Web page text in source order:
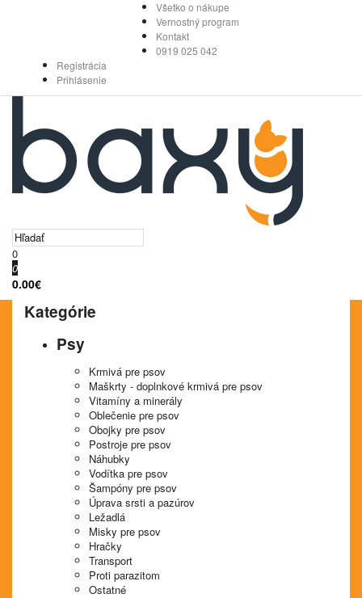
Všetko o nákupe
Vernostný program
Kontakt
0919 025 042
Registrácia
Prihlásenie
0
0
0.00€
Kategórie
Psy
Krmivá pre psov
Maškrty - doplnkové krmivá pre psov
Vitamíny a minerály
Oblečenie pre psov
Obojky pre psov
Postroje pre psov
Náhubky
Vodítka pre psov
Šampóny pre psov
Úprava srsti a pazúrov
Ležadlá
Misky pre psov
Hračky
Transport
Proti parazitom
Ostatné